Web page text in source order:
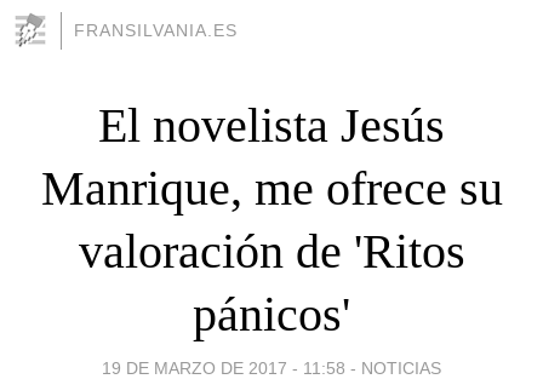
FRANSILVANIA.ES
El novelista Jesús
Manrique, me ofrece su
valoración de 'Ritos
pánicos'
19 DE MARZO DE 2017 - 11:58 - NOTICIAS